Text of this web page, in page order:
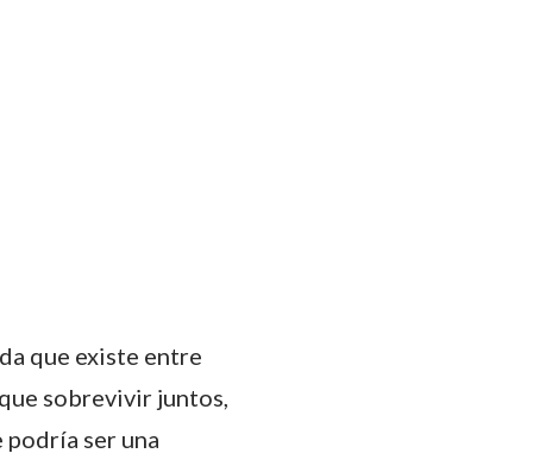
que existe entre
sobrevivir juntos,
ser una